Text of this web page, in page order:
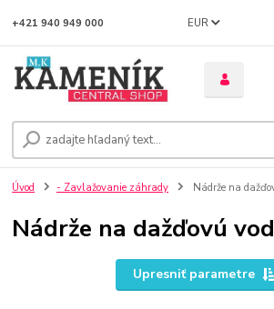
EUR
+421 940 949 000
Úvod - Zavlažovanie záhrady Nádrže na
Nádrže na dažďovú
Upresniť parametre